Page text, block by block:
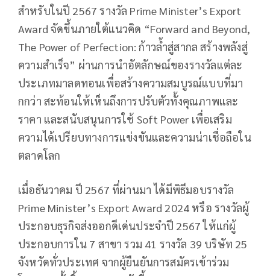
สำหรับในปี 2567 รางวัล Prime Minister’s Export
Award จัดขึ้นภายใต้แนวคิด “Forward and Beyond,
The Power of Perfection: ก้าวล้ำสู่สากล สร้างพลังสู่
ความสำเร็จ” ผ่านการนำอัตลักษณ์ของรางวัลแต่ละ
ประเภทมาลดทอนเพื่อสร้างความสมบูรณ์แบบที่มา
กกว่า สะท้อนให้เห็นถึงการปรับตัวทั้งคุณภาพและ
ราคา และสนับสนุนการใช้ Soft Power เพื่อเสริม
ความได้เปรียบทางการแข่งขันและความน่าเชื่อถือใน
ตลาดโลก
เมื่อธันวาคม ปี 2567 ที่ผ่านมา ได้มีพิธีมอบรางวัล
Prime Minister’s Export Award 2024 หรือ รางวัลผู้
ประกอบธุรกิจส่งออกดีเด่นประจำปี 2567 ให้แก่ผู้
ประกอบการใน 7 สาขา รวม 41 รางวัล 39 บริษัท 25
จังหวัดทั่วประเทศ จากผู้ยืนยันการสมัครเข้าร่วม